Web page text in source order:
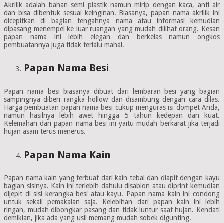
Akrilik adalah bahan semi plastik namun mirip dengan kaca, anti air
dan bisa dibentuk sesuai keinginan. Biasanya, papan nama akrilik ini
dicepitkan di bagian tengahnya nama atau informasi kemudian
dipasang menempel ke luar ruangan yang mudah dilihat orang. Kesan
papan nama ini lebih elegan dan berkelas namun ongkos
pembuatannya juga tidak terlalu mahal.
Papan Nama Besi
Papan nama besi biasanya dibuat dari lembaran besi yang bagian
sampingnya diberi rangka hollow dan disambung dengan cara dilas.
Harga pembuatan papan nama besi cukup menguras isi dompet Anda,
namun hasilnya lebih awet hingga 5 tahun kedepan dan kuat.
Kelemahan dari papan nama besi ini yaitu mudah berkarat jika terjadi
hujan asam terus menerus.
Papan Nama Kain
Papan nama kain yang terbuat dari kain tebal dan diapit dengan kayu
bagian sisinya. Kain ini terlebih dahulu disablon atau diprint kemudian
dijepit di sisi kerangka besi atau kayu. Papan nama kain ini condong
untuk sekali pemakaian saja. Kelebihan dari papan kain ini lebih
ringan, mudah dibongkar pasang dan tidak luntur saat hujan. Kendati
demikian, jika ada yang usil memang mudah sobek digunting.